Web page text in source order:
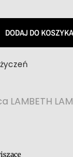
DODAJ DO KOSZYKA
LAMBETH